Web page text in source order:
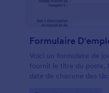
faites avancer les
vérification gratuit.
Formulaire
Voici un formulaire de
fournit le titre du poste,
date de chacune des